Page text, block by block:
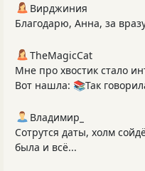
Вирджиния
Благодарю, Анна, за
TheMagicCat
Мне про хвостик стало
Вот нашла: 📚Так
Владимир_
Сотрутся даты, холм
была и всё...